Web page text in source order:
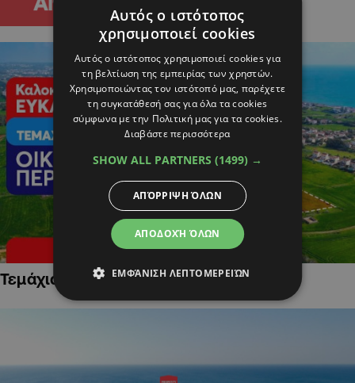
Τεμάχια Γης σε Οικιστικές Περιοχές
Αυτός ο ιστότοπος
χρησιμοποιεί cookies
Αυτός ο ιστότοπος χρησιμοποιεί cookies για
τη βελτίωση της εμπειρίας των χρηστών.
Χρησιμοποιώντας τον ιστότοπό μας, παρέχετε
τη συγκατάθεσή σας για όλα τα cookies
σύμφωνα με την Πολιτική μας για τα cookies.
Διαβάστε περισσότερα
SHOW ALL PARTNERS (1499) →
ΑΠΟΔΟΧΉ ΌΛΩΝ
ΑΠΌΡΡΙΨΗ ΌΛΩΝ
ΕΜΦΆΝΙΣΗ ΛΕΠΤΟΜΕΡΕΙΏΝ